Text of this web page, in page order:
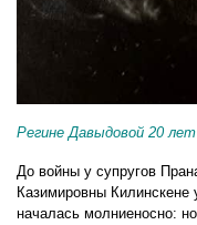
Регине Давыдовой 20 лет
До войны у супругов
Казимировны
началась молниеносно: